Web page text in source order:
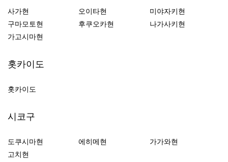
사가현 오이타현
미야자키현
구마모토현
후쿠오카현
나가사키현
가고시마현
홋카이도
홋카이도
시코구
도쿠시마현 에히메현
가가와현
고치현